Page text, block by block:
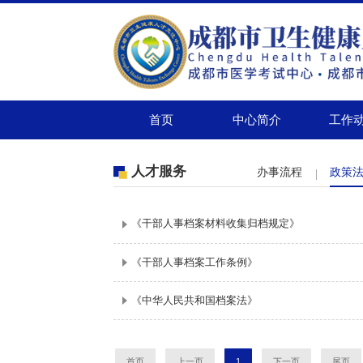
首页 中心简介 工作
人才服务 办事流程 政策
《干部人事档案材料收集归档规定》
《干部人事档案工作条例》
《中华人民共和国档案法》